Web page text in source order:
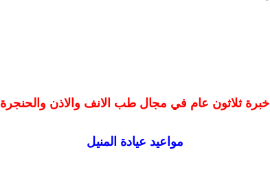
خبرة ثلاثون عام في مجال طب الانف والاذن والحنجرة
مواعيد عيادة المنيل